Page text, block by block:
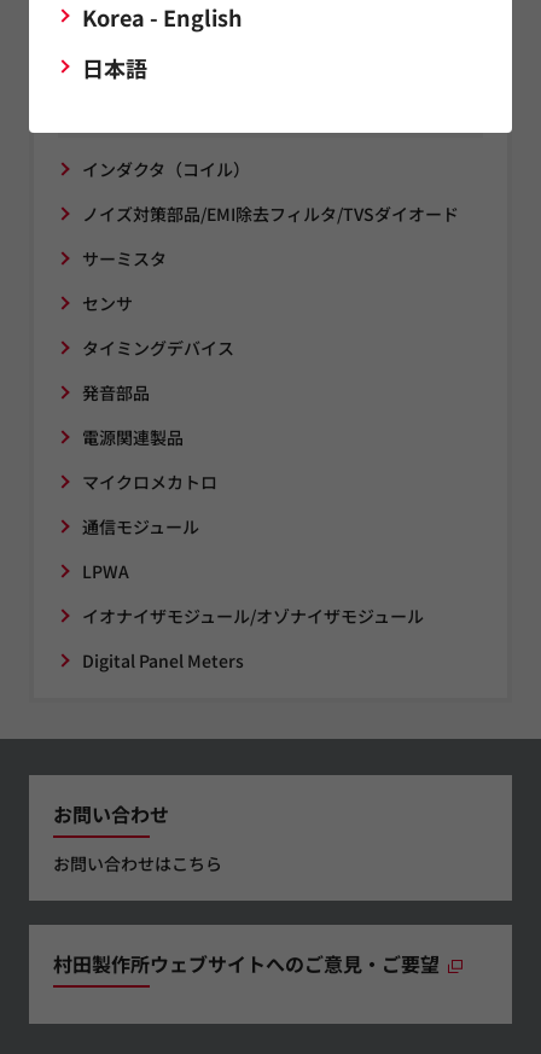
Korea - English
日本語
サポート
インダクタ（コイル）
ノイズ対策部品/EMI除去フィルタ/TVSダイオード
サーミスタ
センサ
タイミングデバイス
発音部品
電源関連製品
マイクロメカトロ
通信モジュール
LPWA
イオナイザモジュール/オゾナイザモジュール
Digital Panel Meters
お問い合わせ
お問い合わせはこちら
村田製作所ウェブサイトへのご意見・ご要望